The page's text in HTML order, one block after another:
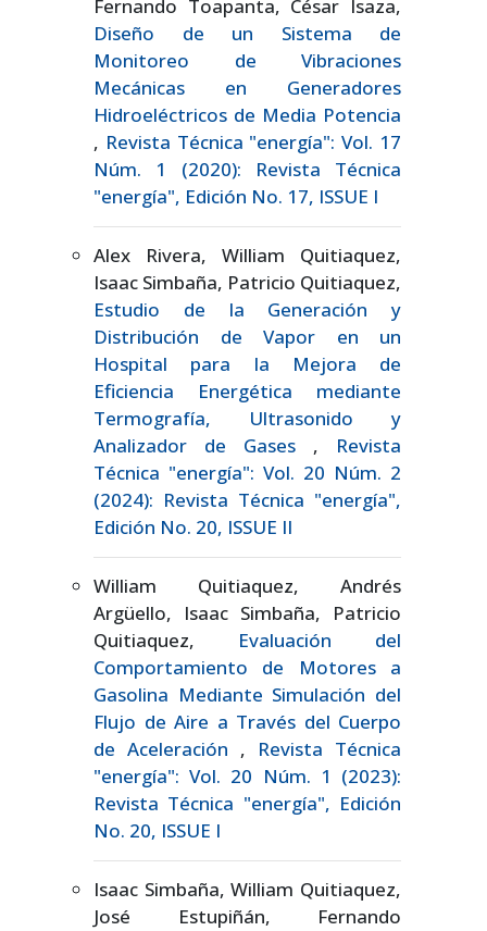
Fernando Toapanta, César Isaza,
Diseño de un Sistema de
Monitoreo de Vibraciones
Mecánicas en Generadores
Hidroeléctricos de Media Potencia
, Revista Técnica "energía": Vol. 17
Núm. 1 (2020): Revista Técnica
"energía", Edición No. 17, ISSUE I
Alex Rivera, William Quitiaquez,
Isaac Simbaña, Patricio Quitiaquez,
Estudio de la Generación y
Distribución de Vapor en un
Hospital para la Mejora de
Eficiencia Energética mediante
Termografía, Ultrasonido y
Analizador de Gases , Revista
Técnica "energía": Vol. 20 Núm. 2
(2024): Revista Técnica "energía",
Edición No. 20, ISSUE II
William Quitiaquez, Andrés
Argüello, Isaac Simbaña, Patricio
Quitiaquez, Evaluación del
Comportamiento de Motores a
Gasolina Mediante Simulación del
Flujo de Aire a Través del Cuerpo
de Aceleración , Revista Técnica
"energía": Vol. 20 Núm. 1 (2023):
Revista Técnica "energía", Edición
No. 20, ISSUE I
Isaac Simbaña, William Quitiaquez,
José Estupiñán, Fernando